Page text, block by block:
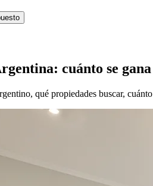
cuánto se gana
qué propiedades buscar,